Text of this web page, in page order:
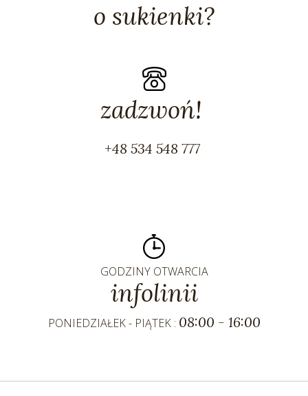
o sukienki?
zadzwoń!
+48 534 548 777
GODZINY OTWARCIA
infolinii
PONIEDZIAŁEK - PIĄTEK : 08:00 - 16:00